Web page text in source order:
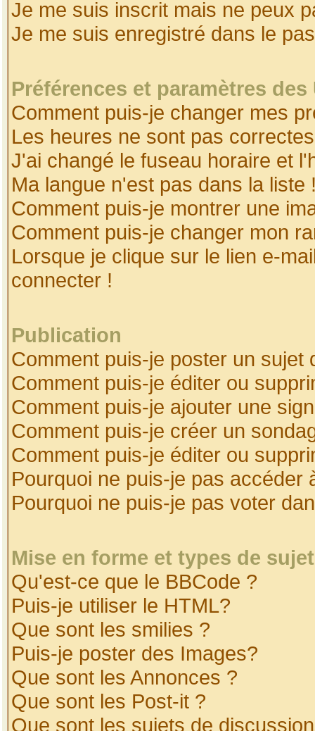
Je me suis inscrit mais ne peux
Je me suis enregistré dans le
Préférences et paramètres
Comment puis-je changer mes
Les heures ne sont pas
J'ai changé le fuseau horaire et
Ma langue n'est pas dans la liste
Comment puis-je montrer une
Comment puis-je changer mon
Lorsque je clique sur le lien e-
connecter !
Publication
Comment puis-je poster un sujet
Comment puis-je éditer ou
Comment puis-je ajouter une
Comment puis-je créer un
Comment puis-je éditer ou
Pourquoi ne puis-je pas accéder
Pourquoi ne puis-je pas voter
Mise en forme et types de
Qu'est-ce que le BBCode ?
Puis-je utiliser le HTML?
Que sont les smilies ?
Puis-je poster des Images?
Que sont les Annonces ?
Que sont les Post-it ?
Que sont les sujets de